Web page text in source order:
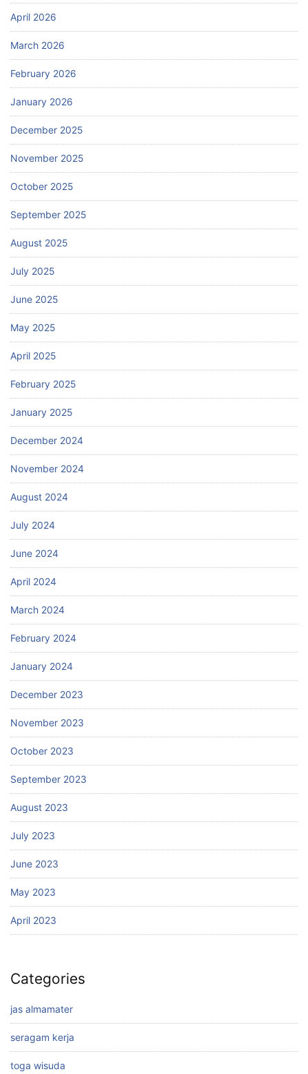
April 2026
March 2026
February 2026
January 2026
December 2025
November 2025
October 2025
September 2025
August 2025
July 2025
June 2025
May 2025
April 2025
February 2025
January 2025
December 2024
November 2024
August 2024
July 2024
June 2024
April 2024
March 2024
February 2024
January 2024
December 2023
November 2023
October 2023
September 2023
August 2023
July 2023
June 2023
May 2023
April 2023
Categories
jas almamater
seragam kerja
toga wisuda